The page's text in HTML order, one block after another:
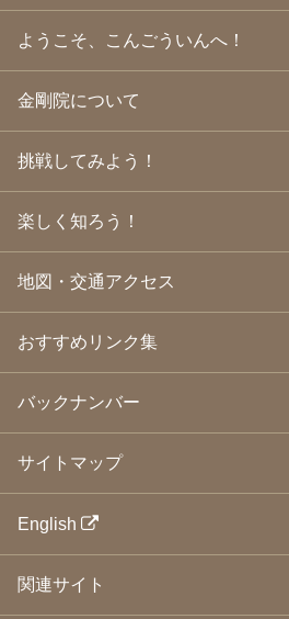
2009年10月(20)
2009年9月 (20)
2009年6月(22)
2009年5月(20)
2009年4月
(24)
2009年3月(21)
2009年2月(19)
2009年1月(25)
2008年10月
(31)
2008年9月(24)
2008年8月(24)
2008年5月(21)
(24)
2008年2月 (21)
2008年1月(23)
2007年12月
2007年9月
2007年8月(26)
ようこそ、こんごういんへ！
金剛院について
挑戦してみよう！
楽しく知ろう！
地図・交通アクセス
おすすめリンク集
バックナンバー
サイトマップ
English
関連サイト